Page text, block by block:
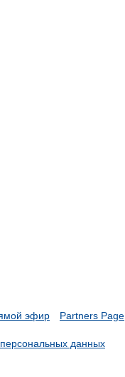
эфир Partners Page
данных